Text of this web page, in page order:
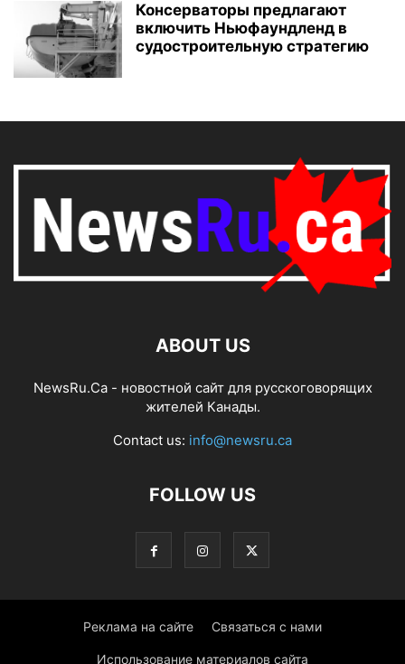
Консерваторы предлагают
включить Ньюфаундленд в
судостроительную стратегию
ABOUT US
NewsRu.Ca - новостной сайт для русскоговорящих
жителей Канады.
Contact us: info@newsru.ca
FOLLOW US
Реклама на сайте Связаться с нами
Использование материалов сайта